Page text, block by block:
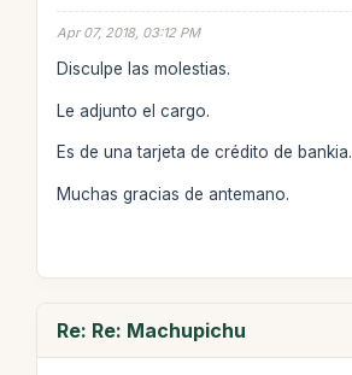
Apr 07, 2018, 03:12 PM
Disculpe las molestias.
Le adjunto el cargo.
Es de una tarjeta de crédito de bankia.
Muchas gracias de antemano.
Re: Re: Machupichu